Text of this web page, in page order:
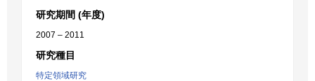
研究期間 (年度)
2007 – 2011
研究種目
特定領域研究